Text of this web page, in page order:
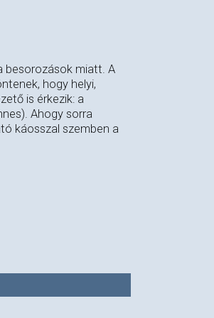
besorozások miatt. A
hogy helyi,
is érkezik: a
Ahogy sorra
káosszal szemben a